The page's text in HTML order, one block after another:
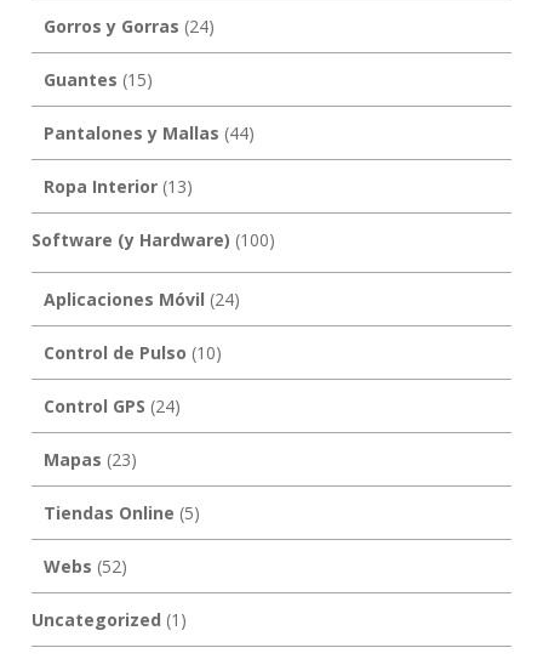
Gorros y Gorras (24)
Guantes (15)
Pantalones y Mallas (44)
Ropa Interior(13)
Software (y Hardware) (100)
Aplicaciones Móvil (24)
Control de Pulso (10)
Control GPS (24)
Mapas (23)
Tiendas Online (5)
Webs (52)
Uncategorized (1)